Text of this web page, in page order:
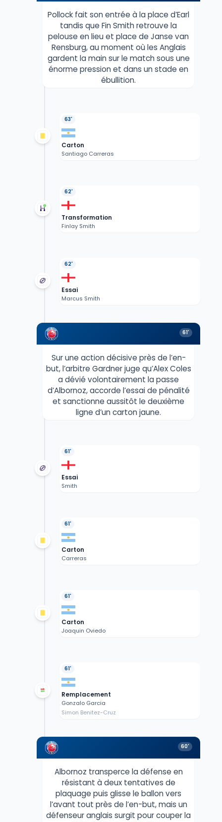
Pollock fait son entrée à la place d’Earl
tandis que Fin Smith retrouve la
pelouse en lieu et place de Janse van
Rensburg, au moment où les Anglais
gardent la main sur le match sous une
énorme pression et dans un stade en
ébullition.
63'
Carton
Santiago Carreras
62'
Transformation
Finlay Smith
62'
Essai
Marcus Smith
61'
Sur une action décisive près de l’en-
but, l’arbitre Gardner juge qu’Alex Coles
a dévié volontairement la passe
d’Albornoz, accorde l’essai de pénalité
et sanctionne aussitôt le deuxième
ligne d’un carton jaune.
61'
Essai
Smith
61'
Carton
Carreras
61'
Carton
Joaquin Oviedo
61'
Remplacement
Gonzalo Garcia
Simon Benitez-Cruz
60'
Albornoz transperce la défense en
résistant à deux tentatives de
plaquage puis glisse le ballon vers
l’avant tout près de l’en-but, mais un
défenseur anglais surgit pour couper la